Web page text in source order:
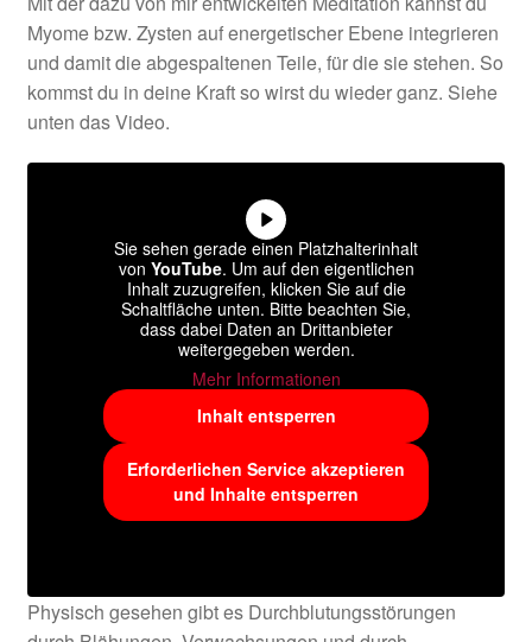
Myome bzw. Zysten auf energetischer Ebene integrieren
und damit die abgespaltenen Teile, für die sie stehen. So
kommst du in deine Kraft so wirst du wieder ganz. Siehe
unten das Video.
Sie sehen gerade einen Platzhalterinhalt
von YouTube. Um auf den eigentlichen
Inhalt zuzugreifen, klicken Sie auf die
Schaltfläche unten. Bitte beachten Sie,
dass dabei Daten an Drittanbieter
weitergegeben werden.
Mehr Informationen
Inhalt entsperren
Erforderlichen Service akzeptieren
und Inhalte entsperren
Physisch gesehen gibt es Durchblutungsstörungen